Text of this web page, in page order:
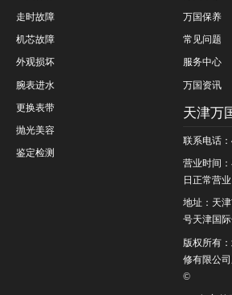
走时故障
机芯故障
外观损坏
腕表进水
更换表带
抛光美容
鉴定检测
万国保养
常见问题
服务中心
万国资讯
天津万
联系电话：
营业时间：
日正常营业
地址：天
号天津国
版权所有
修有限公
©